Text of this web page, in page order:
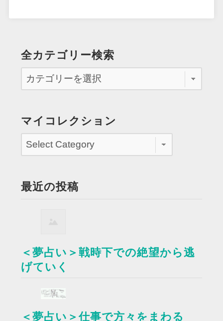
全カテゴリー検索
マイコレクション
最近の投稿
＜夢占い＞戦時下での絶望から逃
げていく
＜夢占い＞仕事で方々をまわる